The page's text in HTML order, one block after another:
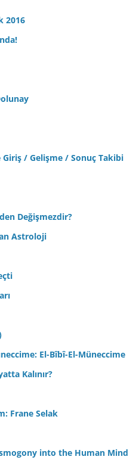
2016
/ Gelişme / Sonuç Takibi
Değişmezdir?
Astroloji
El-Bîbî-El-Müneccime
Kalınır?
Frane Selak
into the Human Mind